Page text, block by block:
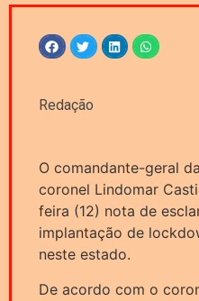
Redação
O comandante-geral
coronel Lindomar
feira (12) nota de
implantação de
neste estado.
De acordo com o